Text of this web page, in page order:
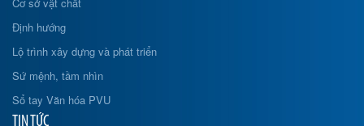
Định hướng
Lộ trình xây dựng và phát triển
Sứ mệnh, tầm nhìn
Sổ tay Văn hóa PVU
TIN TỨC